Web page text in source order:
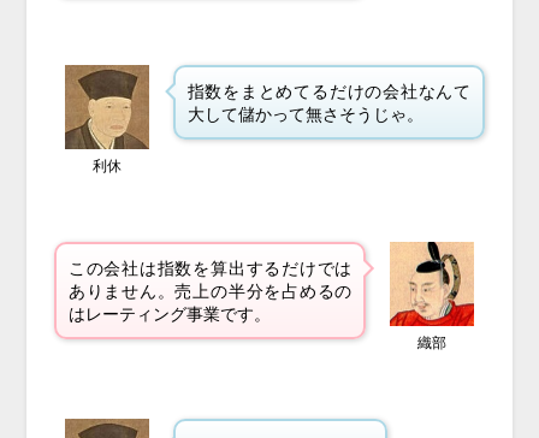
利休
指数をまとめてるだけの会社なんて
大して儲かって無さそうじゃ。
この会社は指数を算出するだけでは
ありません。売上の半分を占めるの
はレーティング事業です。
織部